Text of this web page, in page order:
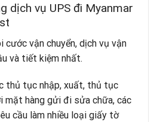
dịch vụ UPS đi Myanmar
vận chuyển, dịch vụ vận
và tiết kiệm nhất.
thủ tục nhập, xuất, thủ tục
mặt hàng gửi đi sửa chữa, các
cầu làm nhiều loại giấy tờ